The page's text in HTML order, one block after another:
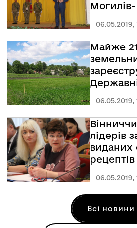
06.05.2019,
Могилів-
святом
06.05.2019,
Майже
06.05.2019,
лідерів
виданих
рецептів
Всі новини